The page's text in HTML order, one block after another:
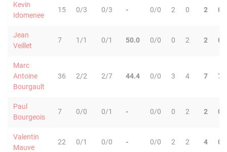
Kevin
Idomenee
15 0/3 0/3 - 0/0 2 0 2 0
Jean
Veillet
7 1/1 0/1 50.0 0/0 0 2 2 0
Marc
Antoine
Bourgault
36 2/2 2/7 44.4 0/0 3 4 7 7
Paul
Bourgeois
7 0/0 0/1 - 0/0 0 2 2 0
Valentin
Mauve
22 0/1 0/0 - 0/0 2 2 4 0